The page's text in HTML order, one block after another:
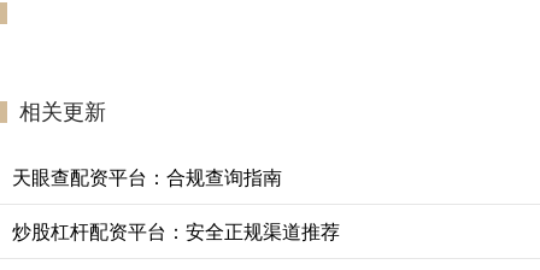
相关更新
天眼查配资平台：合规查询指南
炒股杠杆配资平台：安全正规渠道推荐